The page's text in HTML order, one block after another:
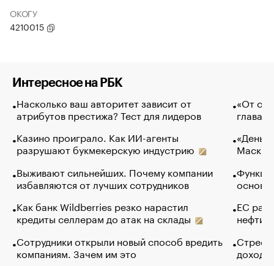
ОКОГУ
4210015
Интересное на РБК
Насколько ваш авторитет зависит от
атрибутов престижа? Тест для лидеров
Казино проиграло. Как ИИ-агенты
разрушают букмекерскую индустрию
Выживают сильнейших. Почему компании
избавляются от лучших сотрудников
Как банк Wildberries резко нарастил
кредиты селлерам до атак на склады
Сотрудники открыли новый способ вредить
компаниям. Зачем им это
«От
глава
Маск в
основ
ЕС
нефти